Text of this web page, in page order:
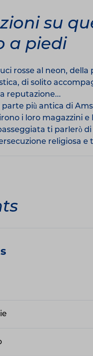
su
a piedi
rosse al neon,
di solito
reputazione...
più antica di
i loro magazzini e
ti parlerò
religiosa e